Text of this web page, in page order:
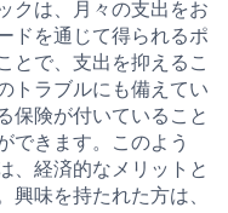
クは、月々の支出をお
ドを通じて得られるポ
とで、支出を抑えるこ
トラブルにも備えてい
保険が付いていること
できます。このよう
、経済的なメリットと
味を持たれた方は、